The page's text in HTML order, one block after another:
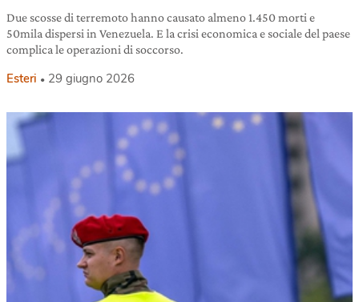
Due scosse di terremoto hanno causato almeno 1.450 morti e
50mila dispersi in Venezuela. E la crisi economica e sociale del paese
complica le operazioni di soccorso.
Esteri 29 giugno 2026